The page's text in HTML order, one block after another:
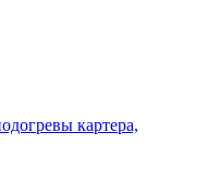
картера,